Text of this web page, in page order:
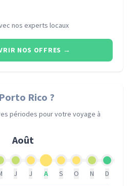
nos experts locaux
NOS OFFRES →
Rico ?
périodes pour votre voyage à
Août
J J A S O N D